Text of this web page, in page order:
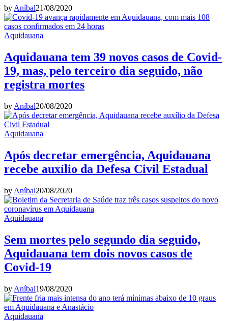
by Aníbal21/08/2020
Aquidauana
Aquidauana tem 39 novos casos de Covid-
19, mas, pelo terceiro dia seguido, não
registra mortes
by Aníbal20/08/2020
Aquidauana
Após decretar emergência, Aquidauana
recebe auxílio da Defesa Civil Estadual
by Aníbal20/08/2020
Aquidauana
Sem mortes pelo segundo dia seguido,
Aquidauana tem dois novos casos de
Covid-19
by Aníbal19/08/2020
Aquidauana